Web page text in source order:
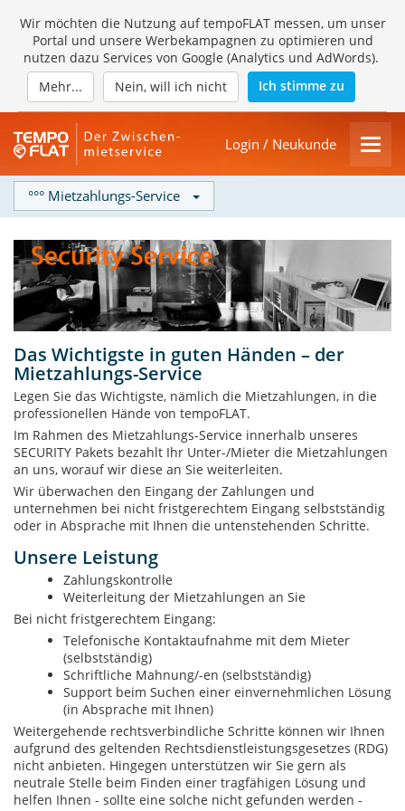
Wir möchten die Nutzung auf tempoFLAT messen, um unser
Portal und unsere Werbekampagnen zu optimieren und
nutzen dazu Services von Google (Analytics und AdWords).
Mehr...
Nein, will ich nicht Ich stimme zu
Login / Neukunde
°°° Mietzahlungs-Service
Das Wichtigste in guten Händen – der
Mietzahlungs-Service
Legen Sie das Wichtigste, nämlich die Mietzahlungen, in die
professionellen Hände von tempoFLAT.
Im Rahmen des Mietzahlungs-Service innerhalb unseres
SECURITY Pakets bezahlt Ihr Unter-/Mieter die Mietzahlungen
an uns, worauf wir diese an Sie weiterleiten.
Wir überwachen den Eingang der Zahlungen und
unternehmen bei nicht fristgerechtem Eingang selbstständig
oder in Absprache mit Ihnen die untenstehenden Schritte.
Unsere Leistung
Zahlungskontrolle
Weiterleitung der Mietzahlungen an Sie
Bei nicht fristgerechtem Eingang:
Telefonische Kontaktaufnahme mit dem Mieter
(selbstständig)
Schriftliche Mahnung/-en (selbstständig)
Support beim Suchen einer einvernehmlichen Lösung
(in Absprache mit Ihnen)
Weitergehende rechtsverbindliche Schritte können wir Ihnen
aufgrund des geltenden Rechtsdienstleistungsgesetzes (RDG)
nicht anbieten. Hingegen unterstützen wir Sie gern als
neutrale Stelle beim Finden einer tragfähigen Lösung und
helfen Ihnen - sollte eine solche nicht gefunden werden -